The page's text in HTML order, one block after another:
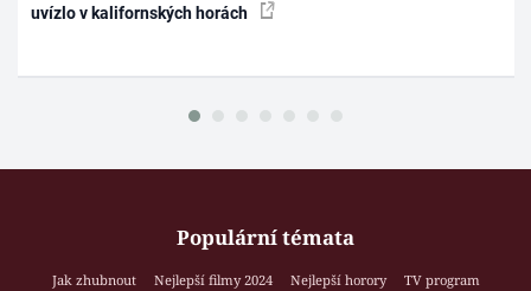
uvízlo v kalifornských horách
Populární témata
Jak zhubnout Nejlepší filmy 2024 Nejlepší horory
TV program